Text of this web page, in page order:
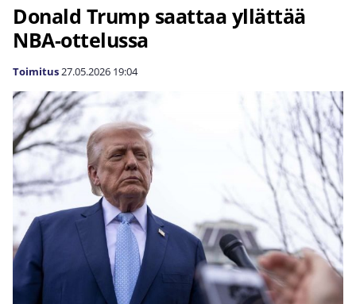
Donald Trump saattaa yllättää
NBA-ottelussa
Toimitus27.05.2026 19:04